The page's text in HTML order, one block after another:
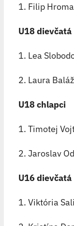
1. Filip
U18 dievčatá
1. Lea
2. Laura
U18 chlapci
1. Timotej
2. Jaroslav
U16 dievčatá
1. Viktória